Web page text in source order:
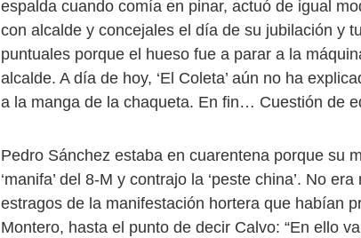
espalda cuando comía en pinar, actuó de igual
con alcalde y concejales el día de su jubilación y
puntuales porque el hueso fue a parar a la
alcalde. A día de hoy, ‘El Coleta’ aún no ha
a la manga de la chaqueta. En fin… Cuestión de
Pedro Sánchez estaba en cuarentena porque su
‘manifa’ del 8-M y contrajo la ‘peste china’. No
estragos de la manifestación hortera que habían
Montero, hasta el punto de decir Calvo: “En ello